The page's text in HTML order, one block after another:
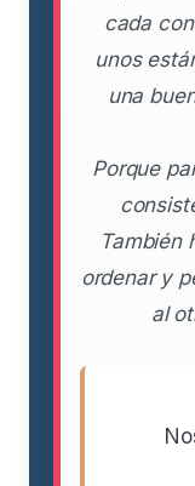
cada
unos
una
Porque
También
ordenar y
al